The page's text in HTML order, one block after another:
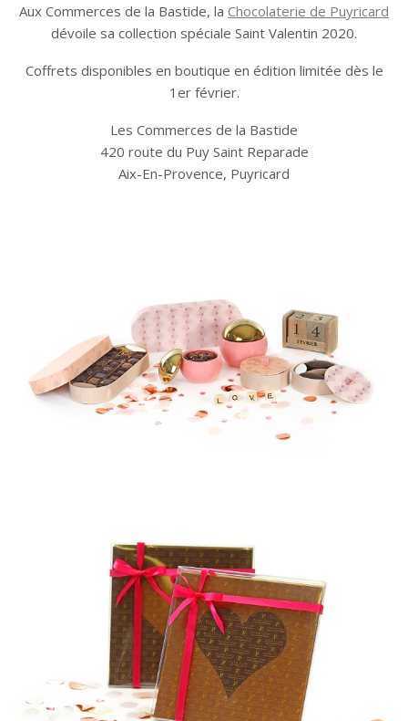
Aux Commerces de la Bastide, la Chocolaterie de Puyricard
dévoile sa collection spéciale Saint Valentin 2020.
Coffrets disponibles en boutique en édition limitée dès le
1er février.
Les Commerces de la Bastide
420 route du Puy Saint Reparade
Aix-En-Provence, Puyricard